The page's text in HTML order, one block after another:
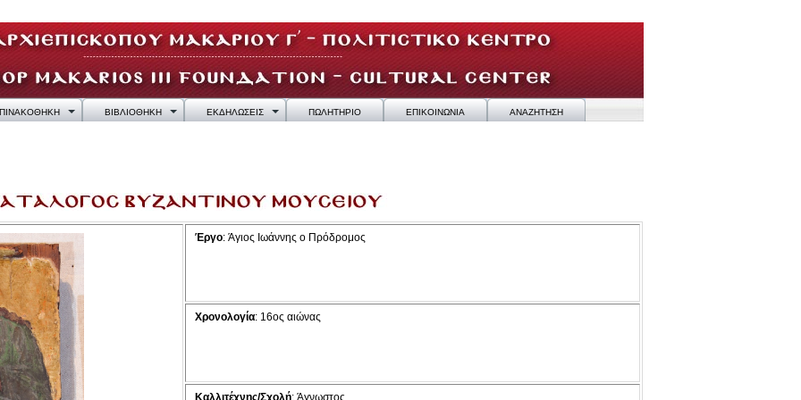
ΒΙΒΛΙΟΘΗΚΗ ΕΚΔΗΛΩΣΕΙΣ ΠΩΛΗΤΗΡΙΟ ΕΠΙΚΟΙΝΩΝΙΑ ΑΝΑΖΗΤΗΣΗ
Έργο: Άγιος Ιωάννης ο Πρόδρομος
Χρονολογία: 16ος αιώνας
Καλλιτέχνης/Σχολή: Άγνωστος